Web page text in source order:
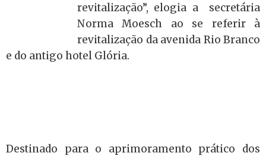
revitalização”, elogia a secretária
Norma Moesch ao se referir à
revitalização da avenida Rio Branco
e do antigo hotel Glória.
Destinado para o aprimoramento prático dos